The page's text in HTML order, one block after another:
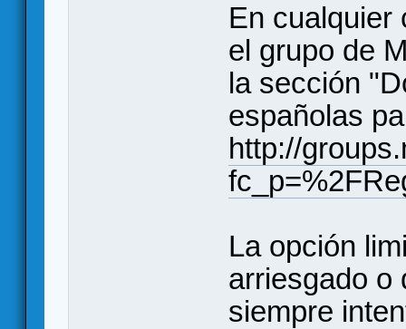
En cualquier
el grupo de
la sección
españolas
http://
La opción
arriesgado o
siempre